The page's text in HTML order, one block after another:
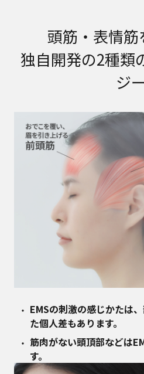
頭筋・表情筋
独自開発の2種類
ジー
EMSの刺激の感じかたは
た個人差もあります。
筋肉がない頭頂部などは
す。